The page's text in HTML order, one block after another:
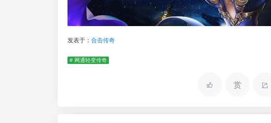
发表于： 合击传奇
# 网通轻变传奇
赏